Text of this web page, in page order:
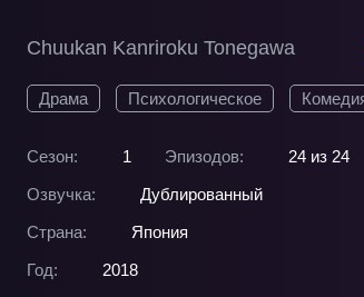
Chuukan Kanriroku Tonegawa
Драма Психологическое
Сезон: 1 Эпизодов:
24 из 24
Озвучка:
Дублированный
Страна:
Япония
Год:
2018